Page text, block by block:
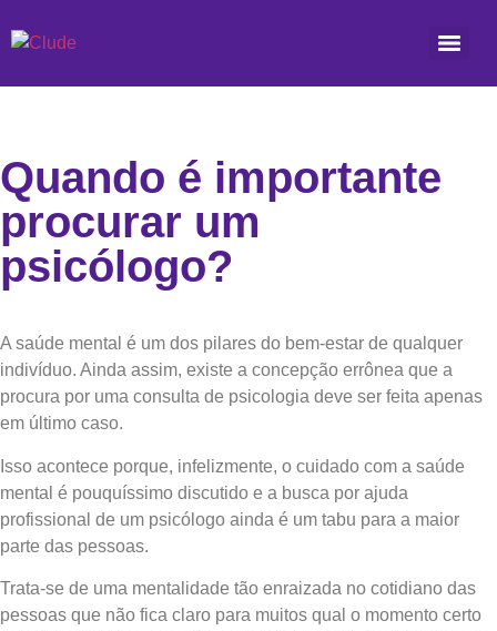
Quando é importante
procurar um
psicólogo?
A saúde mental é um dos pilares do bem-estar de qualquer
indivíduo. Ainda assim, existe a concepção errônea que a
procura por uma consulta de psicologia deve ser feita apenas
em último caso.
Isso acontece porque, infelizmente, o cuidado com a saúde
mental é pouquíssimo discutido e a busca por ajuda
profissional de um psicólogo ainda é um tabu para a maior
parte das pessoas.
Trata-se de uma mentalidade tão enraizada no cotidiano das
pessoas que não fica claro para muitos qual o momento certo